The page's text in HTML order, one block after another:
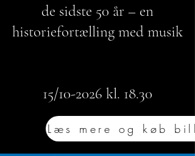
de sidste 50 år – en
historiefortælling med musik
15/10-2026 kl. 18.30
Læs mere og køb